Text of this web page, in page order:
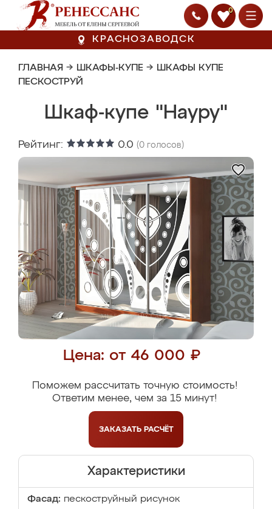
0
КРАСНОЗАВОДСК
ГЛАВНАЯ → ШКАФЫ-КУПЕ → ШКАФЫ КУПЕ
ПЕСКОСТРУЙ
Шкаф-купе "Науру"
Рейтинг: 0.0 (0 голосов)
Цена: от 46 000 ₽
Поможем рассчитать точную стоимость!
Ответим менее, чем за 15 минут!
ЗАКАЗАТЬ РАСЧЁТ
Характеристики
Фасад: пескоструйный рисунок